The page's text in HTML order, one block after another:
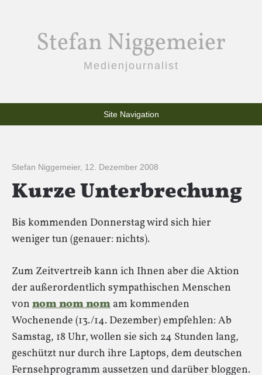
Stefan Niggemeier
Medienjournalist
Site Navigation
Stefan Niggemeier, 12. Dezember 2008
Kurze Unterbrechung
Bis kommenden Donnerstag wird sich hier
weniger tun (genauer: nichts).
Zum Zeitvertreib kann ich Ihnen aber die Aktion
der außerordentlich sympathischen Menschen
von nom nom nom am kommenden
Wochenende (13./14. Dezember) empfehlen: Ab
Samstag, 18 Uhr, wollen sie sich 24 Stunden lang,
geschützt nur durch ihre Laptops, dem deutschen
Fernsehprogramm aussetzen und darüber bloggen.